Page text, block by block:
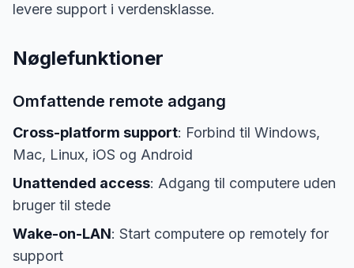
levere support i verdensklasse.
Nøglefunktioner
Omfattende remote adgang
Cross-platform support: Forbind til Windows,
Mac, Linux, iOS og Android
Unattended access: Adgang til computere uden
bruger til stede
Wake-on-LAN: Start computere op remotely for
support